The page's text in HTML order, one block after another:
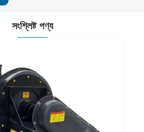
সংশ্লিষ্ট পণ্য